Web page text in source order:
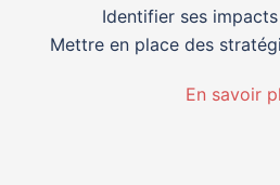
Identifier ses
Mettre en place des
En savoir